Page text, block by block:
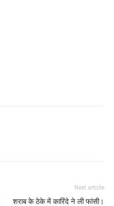
Next article
शराब के ठेके में कारिंदे ने ली फांसी।